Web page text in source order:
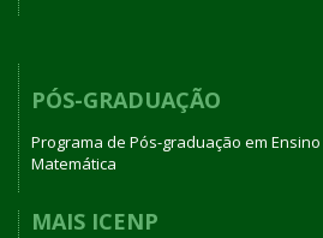
PÓS-GRADUAÇÃO
Programa de Pós-graduação em
Matemática
MAIS ICENP